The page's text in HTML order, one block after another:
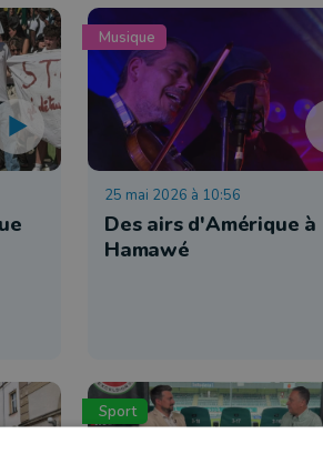
Musique
25 mai 2026 à 10:56
Des airs d'Amérique à
Hamawé
Sport